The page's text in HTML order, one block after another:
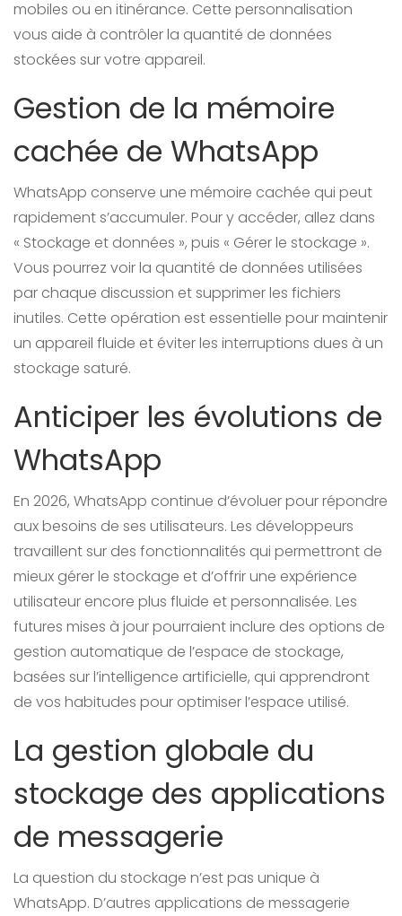
mobiles ou en itinérance. Cette personnalisation
vous aide à contrôler la quantité de données
stockées sur votre appareil.
Gestion de la mémoire
cachée de WhatsApp
WhatsApp conserve une mémoire cachée qui peut
rapidement s’accumuler. Pour y accéder, allez dans
« Stockage et données », puis « Gérer le stockage ».
Vous pourrez voir la quantité de données utilisées
par chaque discussion et supprimer les fichiers
inutiles. Cette opération est essentielle pour maintenir
un appareil fluide et éviter les interruptions dues à un
stockage saturé.
Anticiper les évolutions de
WhatsApp
En 2026, WhatsApp continue d’évoluer pour répondre
aux besoins de ses utilisateurs. Les développeurs
travaillent sur des fonctionnalités qui permettront de
mieux gérer le stockage et d’offrir une expérience
utilisateur encore plus fluide et personnalisée. Les
futures mises à jour pourraient inclure des options de
gestion automatique de l’espace de stockage,
basées sur l’intelligence artificielle, qui apprendront
de vos habitudes pour optimiser l’espace utilisé.
La gestion globale du
stockage des applications
de messagerie
La question du stockage n’est pas unique à
WhatsApp. D’autres applications de messagerie